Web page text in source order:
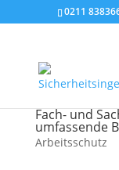
0211
Fach- und
umfassende
Arbeitsschutz